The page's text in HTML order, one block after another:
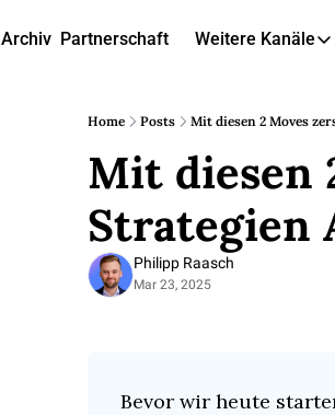
Archiv Partnerschaft Weitere Kanäle
Weitere
🎧
📺
🙋‍♂️
Home Posts Mit diesen 2 Moves
Mit diesen
Strategien
Philipp Raasch
Mar 23, 2025
Bevor wir heute